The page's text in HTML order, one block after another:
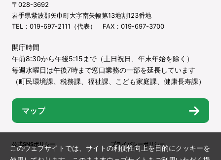
〒028-3692
岩手県紫波郡矢巾町大字南矢幅第13地割123番地
TEL：019-697-2111（代表） FAX：019-697-3700
開庁時間
午前8:30から午後5:15まで（土日祝日、年末年始を除く）
毎週水曜日は午後7時まで窓口業務の一部を延長しています
（町民環境課、税務課、福祉課、こども家庭課、健康長寿課）
マップ
公式SNSポリシー プライバシーポリシー
このウェブサイトでは、サイトの利便性向上を目的にクッキーを